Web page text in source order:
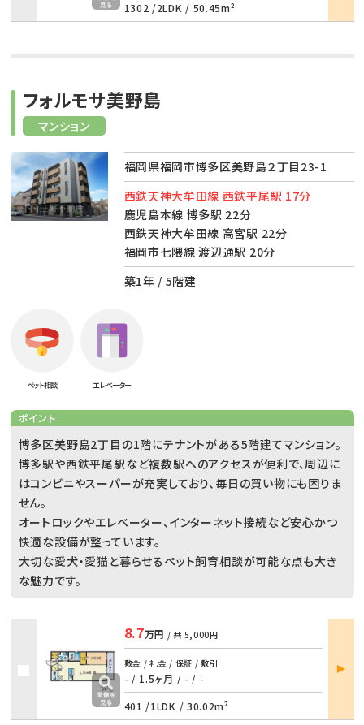
1302 /2LDK / 50.45m²
マンション
フォルモサ美野島
福岡県福岡市博多区美野島２丁目23-1
西鉄天神大牟田線 西鉄平尾駅 17分
鹿児島本線 博多駅 22分
西鉄天神大牟田線 高宮駅 22分
福岡市七隈線 渡辺通駅 20分
築1年 / 5階建
ペット相談 エレベーター
ポイント
博多区美野島2丁目の1階にテナントがある5階建てマンション。
博多駅や西鉄平尾駅など複数駅へのアクセスが便利で、周辺に
はコンビニやスーパーが充実しており、毎日の買い物にも困りま
せん。
オートロックやエレベーター、インターネット接続など安心かつ
快適な設備が整っています。
大切な愛犬・愛猫と暮らせるペット飼育相談が可能な点も大き
な魅力です。
8.7万円 / 共 5,000円
敷金 / 礼金 / 保証 / 敷引
- / 1.5ヶ月 / - / -
401 /1LDK / 30.02m²
部屋
詳細